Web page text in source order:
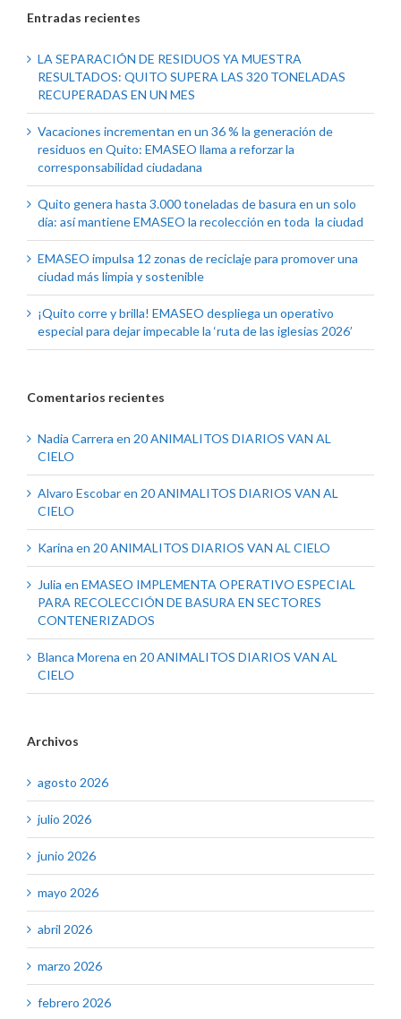
Entradas recientes
LA SEPARACIÓN DE RESIDUOS YA MUESTRA
RESULTADOS: QUITO SUPERA LAS 320 TONELADAS
RECUPERADAS EN UN MES
Vacaciones incrementan en un 36 % la generación de
residuos en Quito: EMASEO llama a reforzar la
corresponsabilidad ciudadana
Quito genera hasta 3.000 toneladas de basura en un solo
día: así mantiene EMASEO la recolección en toda la ciudad
EMASEO impulsa 12 zonas de reciclaje para promover una
ciudad más limpia y sostenible
¡Quito corre y brilla! EMASEO despliega un operativo
especial para dejar impecable la ‘ruta de las iglesias 2026’
Comentarios recientes
Nadia Carrera en 20 ANIMALITOS DIARIOS VAN AL
CIELO
Alvaro Escobaren 20 ANIMALITOS DIARIOS VAN AL
CIELO
Karina en 20 ANIMALITOS DIARIOS VAN AL CIELO
Julia en EMASEO IMPLEMENTA OPERATIVO ESPECIAL
PARA RECOLECCIÓN DE BASURA EN SECTORES
CONTENERIZADOS
Blanca Morena en 20 ANIMALITOS DIARIOS VAN AL
CIELO
Archivos
agosto 2026
julio 2026
junio 2026
mayo 2026
abril 2026
marzo 2026
febrero 2026